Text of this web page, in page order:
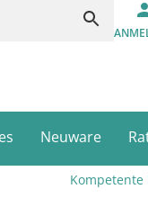
Neuware